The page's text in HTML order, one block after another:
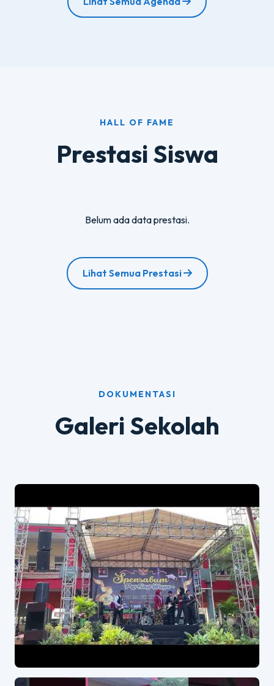
HALL OF FAME
Prestasi Siswa
Belum ada data prestasi.
Lihat Semua Prestasi
DOKUMENTASI
Galeri Sekolah